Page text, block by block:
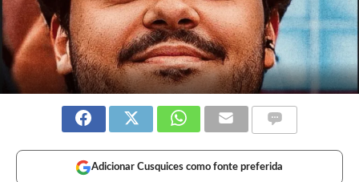
Adicionar Cusquices como fonte preferida